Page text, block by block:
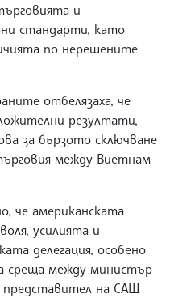
и
стандарти, като
по нерешените
отбелязаха, че
резултати,
за бързото сключване
между Виетнам
че американската
усилията и
делегация, особено
среща между министър
представител на САЩ